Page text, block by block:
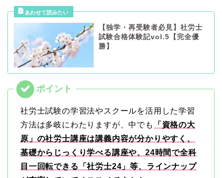
【独学・再受験者必見】社労士
試験合格体験記vol.5【完全優
勝】
社労士試験の学習法やスクールを活用した学習
方法は多岐にわたりますが、中でも
「資格の大
原」の社労士講座は講義内容が分かりやすく、
基礎からじっくり学べる講座や、24時間で全科
目一回転できる「社労士24」等、ラインナップ